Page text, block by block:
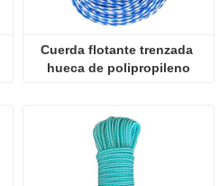
Cuerda flotante trenzada
hueca de polipropileno